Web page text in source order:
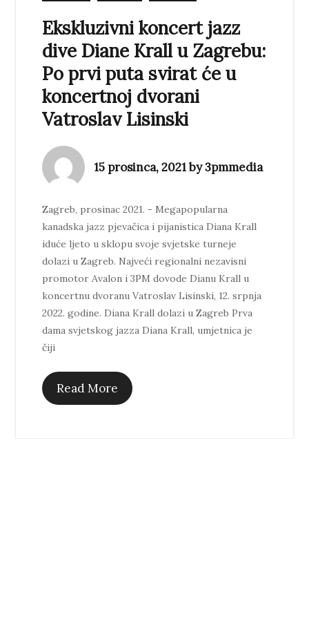
Ekskluzivni koncert jazz
dive Diane Krall u Zagrebu:
Po prvi puta svirat će u
koncertnoj dvorani
Vatroslav Lisinski
15 prosinca, 2021 by 3pmmedia
Zagreb, prosinac 2021. - Megapopularna
kanadska jazz pjevačica i pijanistica Diana Krall
iduće ljeto u sklopu svoje svjetske turneje
dolazi u Zagreb. Najveći regionalni nezavisni
promotor Avalon i 3PM dovode Dianu Krall u
koncertnu dvoranu Vatroslav Lisinski, 12. srpnja
2022. godine. Diana Krall dolazi u Zagreb Prva
dama svjetskog jazza Diana Krall, umjetnica je
čiji
Read More